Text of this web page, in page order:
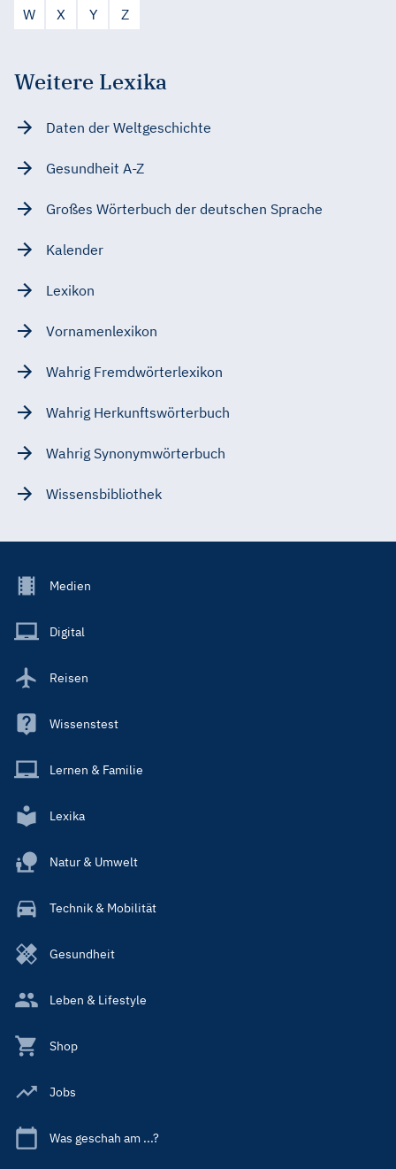
W
X Y Z
Weitere Lexika
Daten der Weltgeschichte
Gesundheit A-Z
Großes Wörterbuch der deutschen Sprache
Kalender
Lexikon
Vornamenlexikon
Wahrig Fremdwörterlexikon
Wahrig Herkunftswörterbuch
Wahrig Synonymwörterbuch
Wissensbibliothek
Footer
Main
Medien
Digital
Reisen
Wissenstest
Lernen & Familie
Lexika
Natur & Umwelt
Technik & Mobilität
Gesundheit
Leben & Lifestyle
Shop
Jobs
Was geschah am ...?